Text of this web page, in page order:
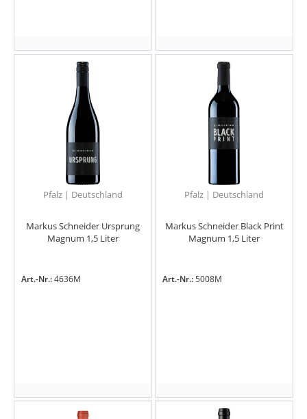
Pfalz | Deutschland
Markus Schneider Ursprung
Magnum 1,5 Liter
Art.-Nr.:4636M
Pfalz | Deutschland
Markus Schneider Black Print
Magnum 1,5 Liter
Art.-Nr.:5008M